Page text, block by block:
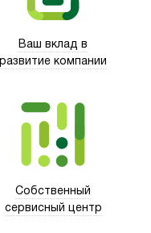
Ваш вклад в
развитие компании
Собственный
сервисный центр